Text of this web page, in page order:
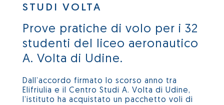
STUDI VOLTA
Prove pratiche di volo per i 32
studenti del liceo aeronautico
A. Volta di Udine.
Dall’accordo firmato lo scorso anno tra
Elifriulia e il Centro Studi A. Volta di Udine,
l’istituto ha acquistato un pacchetto voli di